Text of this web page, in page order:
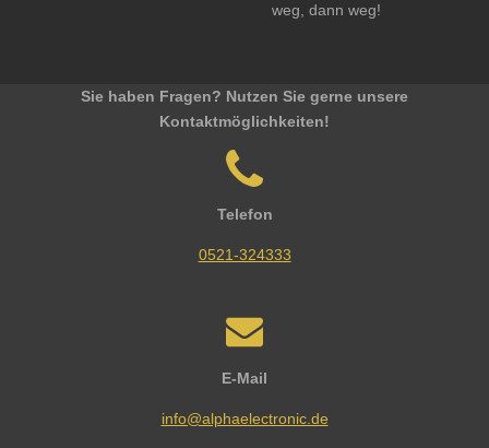
weg, dann weg!
Sie haben Fragen? Nutzen Sie gerne unsere
Kontaktmöglichkeiten!
Telefon
0521-324333
E-Mail
info@alphaelectronic.de